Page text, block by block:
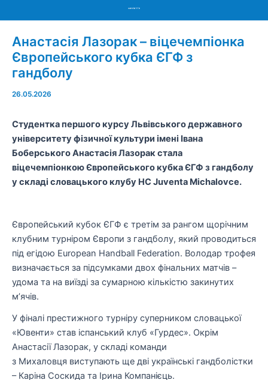
Menu
Анастасія Лазорак – віцечемпіонка
Європейського кубка ЄГФ з
гандболу
26.05.2026
Студентка першого курсу Львівського державного
університету фізичної культури імені Івана
Боберського Анастасія Лазорак стала
віцечемпіонкою Європейського кубка ЄГФ з гандболу
у складі словацького клубу HC Juventa Michalovce.
Європейський кубок ЄГФ є третім за рангом щорічним
клубним турніром Європи з гандболу, який проводиться
під егідою European Handball Federation. Володар трофея
визначається за підсумками двох фінальних матчів –
удома та на виїзді за сумарною кількістю закинутих
м’ячів.
У фіналі престижного турніру суперником словацької
«Ювенти» став іспанський клуб «Гурдес». Окрім
Анастасії Лазорак, у складі команди
з Михаловця виступають ще дві українські гандболістки
– Каріна Соскида та Ірина Компанієць.